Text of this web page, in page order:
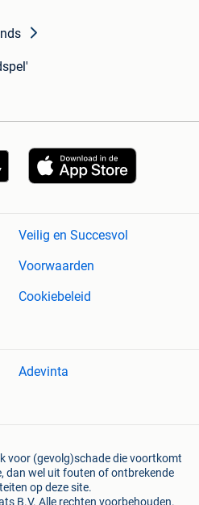
Veilig en Succesvol
Voorwaarden
Cookiebeleid
Adevinta
voor (gevolg)schade die voortkomt
dan wel uit fouten of ontbrekende
op deze site.
B.V. Alle rechten voorbehouden.